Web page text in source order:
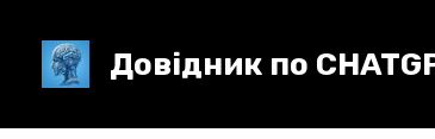
вмісту
Довідник по